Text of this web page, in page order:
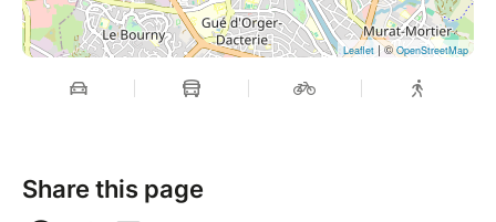
Leaflet | ©OpenStreetMap
Share this page